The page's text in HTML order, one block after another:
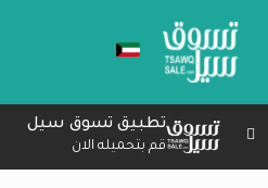
تطبيق تسوق سيل
قم بتحميله الان